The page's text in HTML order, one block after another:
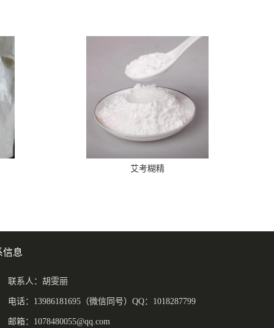
艾考糊精
信息
联系人：胡雯丽
电话：13986181695（微信同号）QQ：1018287799
邮箱： 1078480055@qq.com